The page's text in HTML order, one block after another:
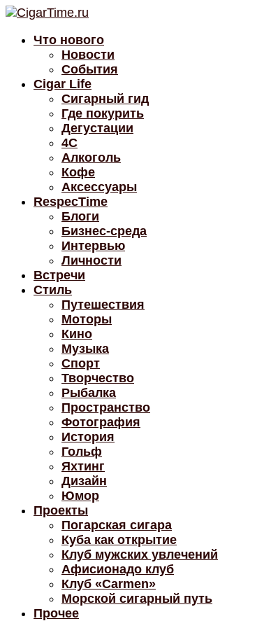
Что нового
Новости
События
Cigar Life
Сигарный гид
Где покурить
Дегустации
4C
Алкоголь
Кофе
Аксессуары
RespecTime
Блоги
Бизнес-среда
Интервью
Личности
Встречи
Стиль
Путешествия
Моторы
Кино
Музыка
Спорт
Творчество
Рыбалка
Пространство
Фотография
История
Гольф
Яхтинг
Дизайн
Юмор
Проекты
Погарская сигара
Куба как открытие
Клуб мужских увлечений
Афисионадо клуб
Клуб «Carmen»
Морской сигарный путь
Прочее